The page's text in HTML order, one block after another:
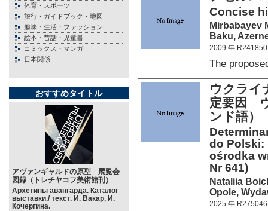
体育・スポーツ
旅行・ガイドブック・地図
趣味・生活・ファッション
絵本・昔話・児童書
コミックス・マンガ
日本関係
おすすめタイトル
アヴァンギャルドの原型 展覧会
図録（トレチヤコフ美術館刊）
Архетипы авангарда. Каталог
выставки./ текст. И. Вакар, И.
Кочергина.
Concise
Mirbabayev
Baku,
2009 年 R241850
The
ウクライ
定要因
ンド語）
do Polski:
ośrodka
Nr 641)
Nataliia
Opole,
2025 年 R275046